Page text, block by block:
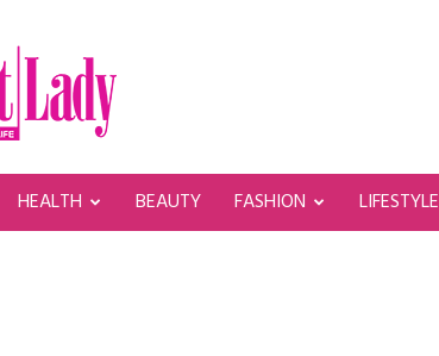
HEALTH BEAUTY FASHION LIFESTYLE